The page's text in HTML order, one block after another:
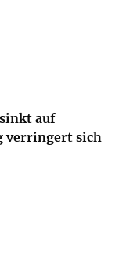
auf
verringert sich